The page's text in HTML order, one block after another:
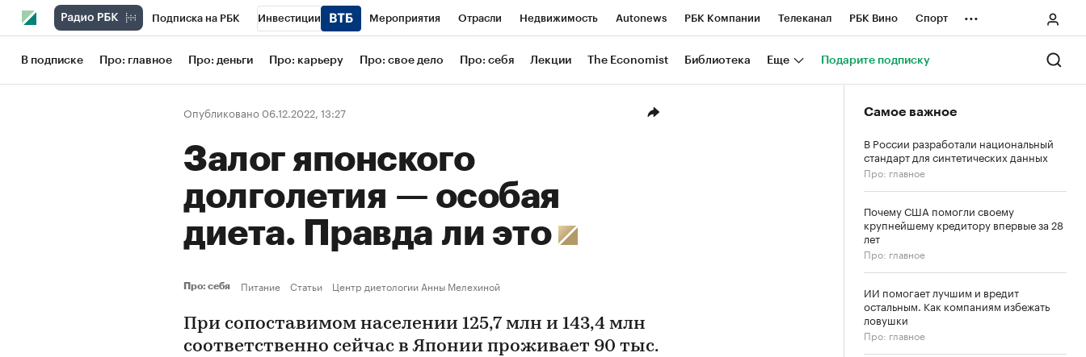
Подписка на РБК Инвестиции Мероприятия Отрасли Недвижимость Autonews РБК Компании Телеканал РБК Вино Спорт
Школа управления РБК РБК Образование РБК Life Тренды Визионеры Национальные проекты Город
Рынок наличной валюты
...
В подписке Про: главное Про: деньги Про: карьеру Про: свое дело Про: себя Лекции The Economist Библиотека Еще Подарите подписку
Опубликовано 06.12.2022, 13:27
Залог японского
долголетия — особая
диета. Правда ли это
Про: себя Питание Статьи Центр диетологии Анны Мелехиной
При сопоставимом населении 125,7 млн и 143,4 млн
соответственно сейчас в Японии проживает 90 тыс.
Самое важное
В России разработали национальный
стандарт для синтетических данных
Про: главное
Почему США помогли своему
крупнейшему кредитору впервые за 28
лет
Про: главное
ИИ помогает лучшим и вредит
остальным. Как компаниям избежать
ловушки
Про: главное